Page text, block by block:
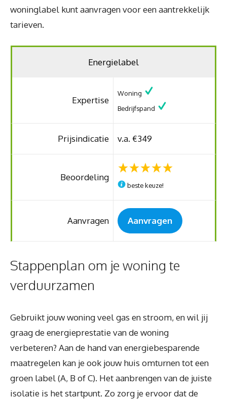
woninglabel kunt aanvragen voor een aantrekkelijk
tarieven.
Energielabel
Expertise
Woning
Bedrijfspand
Prijsindicatie v.a. €349
Beoordeling
beste keuze!
Aanvragen Aanvragen
Stappenplan om je woning te
verduurzamen
Gebruikt jouw woning veel gas en stroom, en wil jij
graag de energieprestatie van de woning
verbeteren? Aan de hand van energiebesparende
maatregelen kan je ook jouw huis omturnen tot een
groen label (A, B of C). Het aanbrengen van de juiste
isolatie is het startpunt. Zo zorg je ervoor dat de